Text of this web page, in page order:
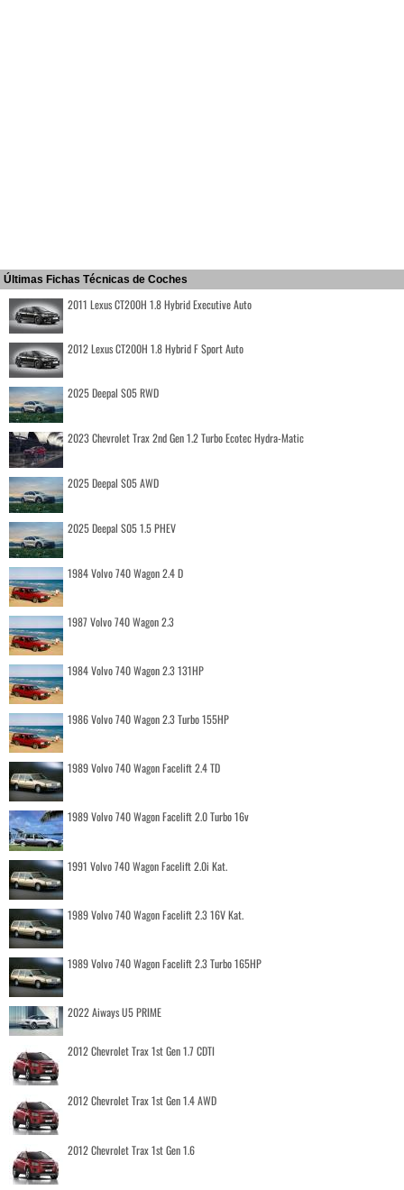
Últimas Fichas Técnicas de Coches
2011 Lexus CT200H 1.8 Hybrid Executive Auto
2012 Lexus CT200H 1.8 Hybrid F Sport Auto
2025 Deepal S05 RWD
2023 Chevrolet Trax 2nd Gen 1.2 Turbo Ecotec Hydra-Matic
2025 Deepal S05 AWD
2025 Deepal S05 1.5 PHEV
1984 Volvo 740 Wagon 2.4 D
1987 Volvo 740 Wagon 2.3
1984 Volvo 740 Wagon 2.3 131HP
1986 Volvo 740 Wagon 2.3 Turbo 155HP
1989 Volvo 740 Wagon Facelift 2.4 TD
1989 Volvo 740 Wagon Facelift 2.0 Turbo 16v
1991 Volvo 740 Wagon Facelift 2.0i Kat.
1989 Volvo 740 Wagon Facelift 2.3 16V Kat.
1989 Volvo 740 Wagon Facelift 2.3 Turbo 165HP
2022 Aiways U5 PRIME
2012 Chevrolet Trax 1st Gen 1.7 CDTI
2012 Chevrolet Trax 1st Gen 1.4 AWD
2012 Chevrolet Trax 1st Gen 1.6